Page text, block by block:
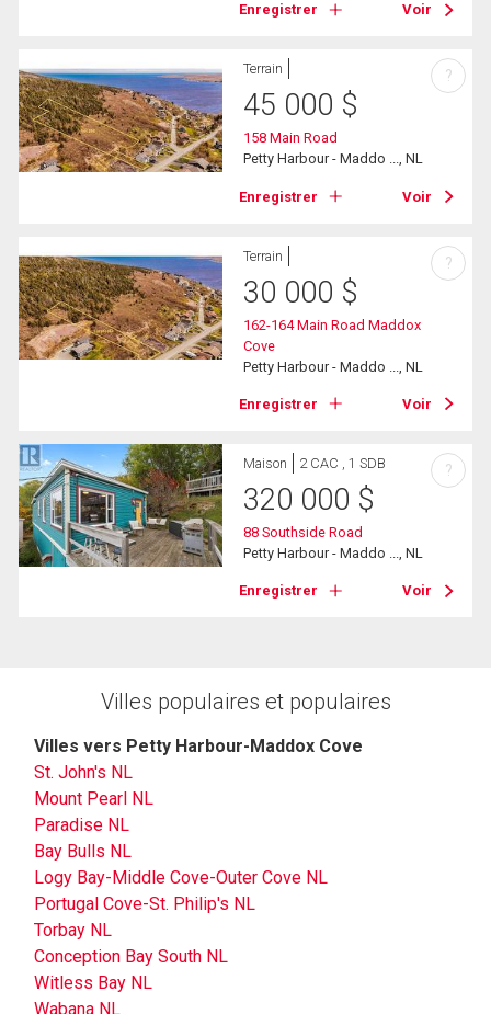
Enregistrer Voir
Terrain
45 000 $
158 Main Road
Petty Harbour - Maddo ..., NL
Enregistrer Voir
?
Terrain
30 000 $
162-164 Main Road Maddox
Cove
Petty Harbour - Maddo ..., NL
Enregistrer Voir
?
Maison 2 CAC , 1 SDB
320 000 $
88 Southside Road
Petty Harbour - Maddo ..., NL
Enregistrer Voir
?
Villes populaires et populaires
Villes vers Petty Harbour-Maddox Cove
St. John's NL
Mount Pearl NL
Paradise NL
Bay Bulls NL
Logy Bay-Middle Cove-Outer Cove NL
Portugal Cove-St. Philip's NL
Torbay NL
Conception Bay South NL
Witless Bay NL
Wabana NL